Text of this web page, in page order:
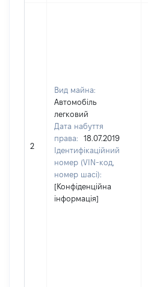
2
Вид майна:
Автомобіль
легковий
Дата набуття
права:
18.07.2019
Ідентифікаційний
номер (VIN-код,
номер шасі):
[Конфіденційна
інформація]